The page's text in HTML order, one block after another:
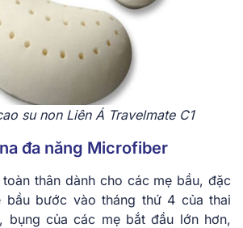
su non Liên Á Travelmate C1
đa năng Microfiber
thân dành cho các mẹ bầu, đặc
bầu bước vào tháng thứ 4 của thai
bụng của các mẹ bắt đầu lớn hơn,